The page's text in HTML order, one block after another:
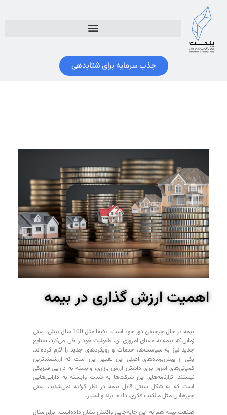
جذب سرمایه برای شتابدهی
اهمیت ارزش گذاری در بیمه
بیمه در حال چرخیدن دور خود است. دقیقا مثل 100 سال پیش، یعنی
زمانی که بیمه به معنای امروزی آن، طفولیت خود را طی می‌کرد، صنایع
جدید نیاز به سیاست‌ها، خدمات و رویکردهای جدید را لازم کرده‌اند.
یکی از پیش‌برنده‌های اصلی این تغییر این است که ارزشمندترین
کمپانی‌های امروز برای داشتن ارزش بازاری، وابسته به دارایی‌ فیزیکی
نیستند. ترازنامه‌های این شرکت‌ها به شدت وابسته به دارایی‌هایی
است که به شکل سنتی قابل بیمه در نظر گرفته نمی‌شدند، یعنی
چیزهایی مثل مالکیت فکری، داده‌، برند و اعتبار.
صنعت بیمه هم به این جابه‌جایی واکنش نشان داده‌است، برای مثال